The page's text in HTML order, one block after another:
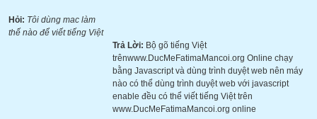
Hỏi: Tôi dùng mac làm
thế nào để viết tiếng Việt
Trả Lời: Bộ gõ tiếng Việt
trênwww.DucMeFatimaMancoi.org Online chạy
bằng Javascript và dùng trình duyệt web nên máy
nào có thể dùng trình duyệt web với javascript
enable đều có thể viết tiếng Việt trên
www.DucMeFatimaMancoi.org online